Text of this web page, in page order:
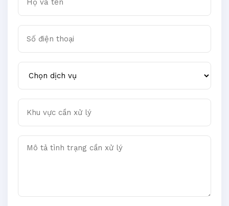
Số điện thoại
Chọn dịch vụ
Khu vực cần xử lý
Mô tả tình trạng cần xử lý